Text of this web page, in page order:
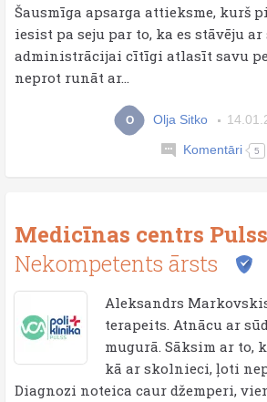
Šausmīga apsarga attieksme, kurš
iesist pa seju par to, ka es stāvēju
administrācijai cītīgi atlasīt savu
neprot runāt ar...
O Olja Sitko
Komentāri 5
Medicīnas centrs
Nekompetents ārsts
Aleksandrs
terapeits. Atnācu ar
mugurā. Sāksim ar to,
kā ar skolnieci, ļoti
Diagnozi noteica caur džemperi,